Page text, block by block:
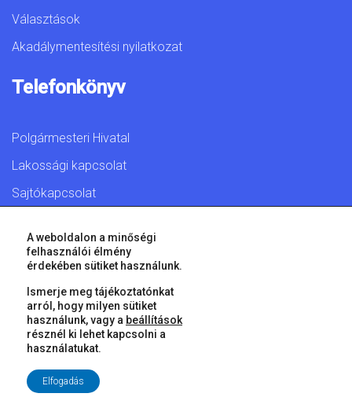
Választások
Akadálymentesítési nyilatkozat
Telefonkönyv
Polgármesteri Hivatal
Lakossági kapcsolat
Sajtókapcsolat
© 2026 Győr Megyei Jogú Város • Minden jog fenntartva!
A weboldalon a minőségi
felhasználói élmény
érdekében sütiket használunk.
Ismerje meg tájékoztatónkat
arról, hogy milyen sütiket
használunk, vagy a beállítások
résznél ki lehet kapcsolni a
használatukat.
Elfogadás